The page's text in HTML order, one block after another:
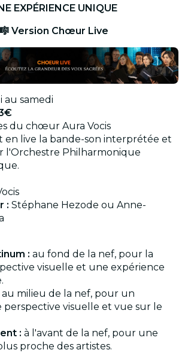
EXPÉRIENCE UNIQUE
🎼 Version Chœur Live
au samedi
du chœur Aura Vocis
en live la bande-son interprétée et
l'Orchestre Philharmonique
: Stéphane Hezode ou Anne-
: au fond de la nef, pour la
visuelle et une expérience
au milieu de la nef, pour un
visuelle et vue sur le
: à l'avant de la nef, pour une
proche des artistes.